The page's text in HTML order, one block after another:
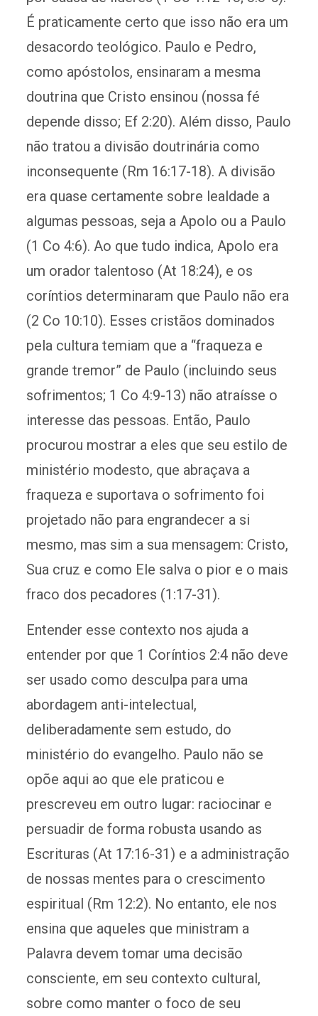
É praticamente certo que isso não era um
desacordo teológico. Paulo e Pedro,
como apóstolos, ensinaram a mesma
doutrina que Cristo ensinou (nossa fé
depende disso; Ef 2:20). Além disso, Paulo
não tratou a divisão doutrinária como
inconsequente (Rm 16:17-18). A divisão
era quase certamente sobre lealdade a
algumas pessoas, seja a Apolo ou a Paulo
(1 Co 4:6). Ao que tudo indica, Apolo era
um orador talentoso (At 18:24), e os
coríntios determinaram que Paulo não era
(2 Co 10:10). Esses cristãos dominados
pela cultura temiam que a “fraqueza e
grande tremor” de Paulo (incluindo seus
sofrimentos; 1 Co 4:9-13) não atraísse o
interesse das pessoas. Então, Paulo
procurou mostrar a eles que seu estilo de
ministério modesto, que abraçava a
fraqueza e suportava o sofrimento foi
projetado não para engrandecer a si
mesmo, mas sim a sua mensagem: Cristo,
Sua cruz e como Ele salva o pior e o mais
fraco dos pecadores (1:17-31).
Entender esse contexto nos ajuda a
entender por que 1 Coríntios 2:4 não deve
ser usado como desculpa para uma
abordagem anti-intelectual,
deliberadamente sem estudo, do
ministério do evangelho. Paulo não se
opõe aqui ao que ele praticou e
prescreveu em outro lugar: raciocinar e
persuadir de forma robusta usando as
Escrituras (At 17:16-31) e a administração
de nossas mentes para o crescimento
espiritual (Rm 12:2). No entanto, ele nos
ensina que aqueles que ministram a
Palavra devem tomar uma decisão
consciente, em seu contexto cultural,
sobre como manter o foco de seu